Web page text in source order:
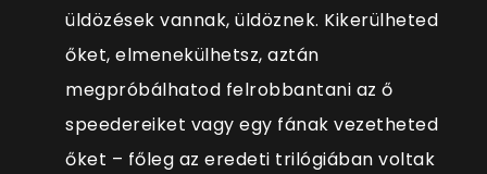
üldözések vannak, üldöznek. Kikerülheted
őket, elmenekülhetsz, aztán
megpróbálhatod felrobbantani az ő
speedereiket vagy egy fának vezetheted
őket – főleg az eredeti trilógiában voltak